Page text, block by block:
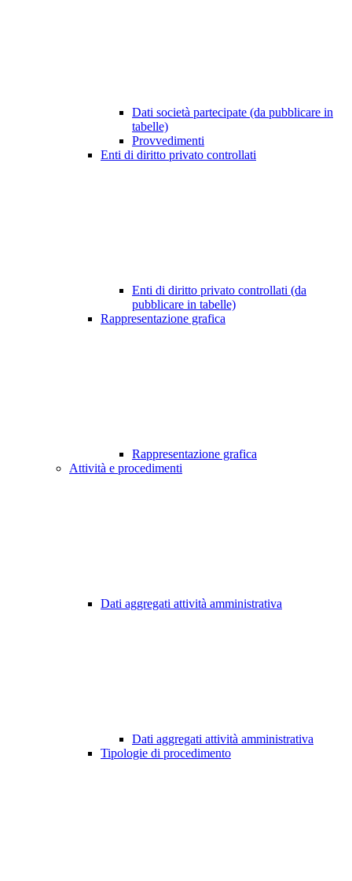
Dati società partecipate (da pubblicare in
tabelle)
Provvedimenti
Enti di diritto privato controllati
Enti di diritto privato controllati (da
pubblicare in tabelle)
Rappresentazione grafica
Rappresentazione grafica
Attività e procedimenti
Dati aggregati attività amministrativa
Dati aggregati attività amministrativa
Tipologie di procedimento